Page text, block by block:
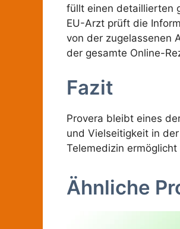
füllt einen detaillierten
EU-Arzt prüft die
von der zugelassenen
der gesamte Online-
Fazit
Provera bleibt eines
und Vielseitigkeit in
Telemedizin
Ähnliche